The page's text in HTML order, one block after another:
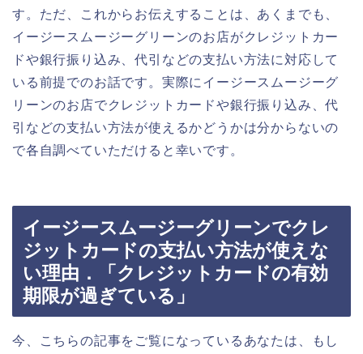
す。ただ、これからお伝えすることは、あくまでも、
イージースムージーグリーンのお店がクレジットカー
ドや銀行振り込み、代引などの支払い方法に対応して
いる前提でのお話です。実際にイージースムージーグ
リーンのお店でクレジットカードや銀行振り込み、代
引などの支払い方法が使えるかどうかは分からないの
で各自調べていただけると幸いです。
イージースムージーグリーンでクレ
ジットカードの支払い方法が使えな
い理由．「クレジットカードの有効
期限が過ぎている」
今、こちらの記事をご覧になっているあなたは、もし